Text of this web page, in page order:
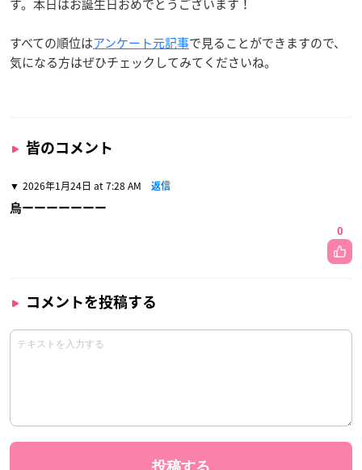
す。本日はお誕生日おめでとうございます！
すべての順位はアンケート元記事で見ることができますので、
気になる方はぜひチェックしてみてくださいね。
皆のコメント
2026年1月24日 at 7:28 AM 返信
烏ーーーーーーー
0
コメントを投稿する